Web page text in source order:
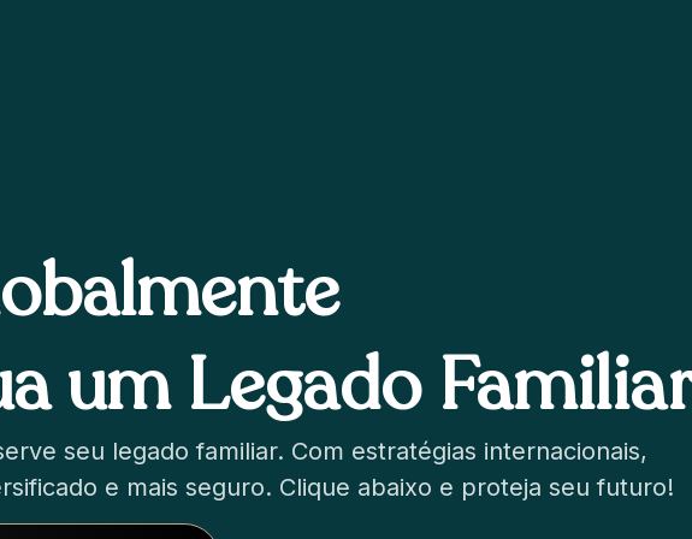
um Legado
seu legado familiar. Com estratégias internacionais,
e mais seguro. Clique abaixo e proteja seu futuro!